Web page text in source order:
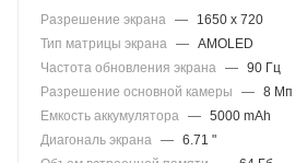
Разрешение экрана —
1650 x 720
Тип матрицы экрана — AMOLED
Частота обновления экрана — 90 Гц
Разрешение основной камеры
— 8 Мп
Емкость аккумулятора — 5000 mAh
Диагональ экрана — 6.71 "